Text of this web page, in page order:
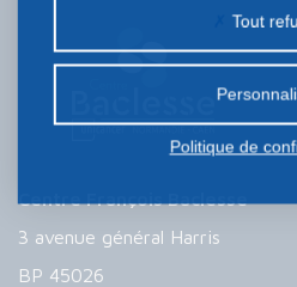
Centre François Baclesse
3 avenue général Harris
BP 45026
préalable.
Tout
Politique de